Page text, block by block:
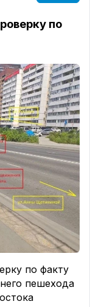
по
по факту
пешехода